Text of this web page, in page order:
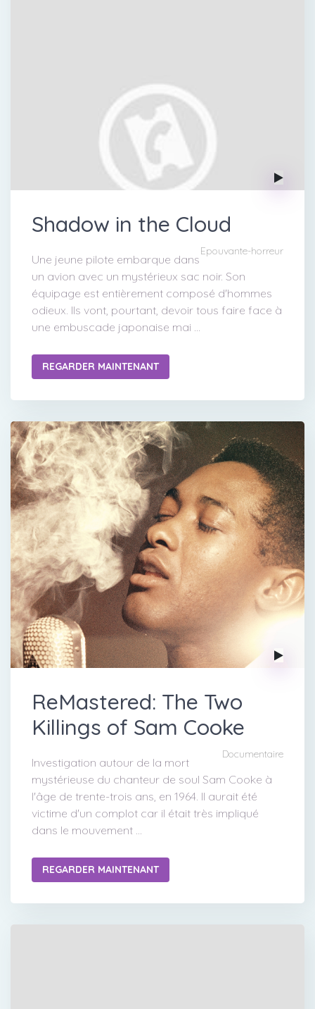
Shadow in the Cloud
Epouvante-horreur
Une jeune pilote embarque dans
un avion avec un mystérieux sac noir. Son
équipage est entièrement composé d'hommes
odieux. Ils vont, pourtant, devoir tous faire face à
une embuscade japonaise mai ...
REGARDER MAINTENANT
ReMastered: The Two
Killings of Sam Cooke
Documentaire
Investigation autour de la mort
mystérieuse du chanteur de soul Sam Cooke à
l'âge de trente-trois ans, en 1964. Il aurait été
victime d'un complot car il était très impliqué
dans le mouvement ...
REGARDER MAINTENANT